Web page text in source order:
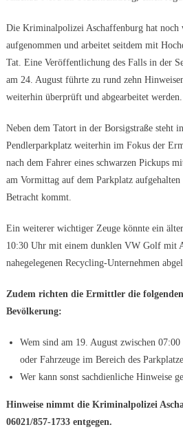
Die Kriminalpolizei Aschaffenburg hat
aufgenommen und arbeitet seitdem mit
Tat. Eine Veröffentlichung des Falls in der
am 24. August führte zu rund zehn
weiterhin überprüft und abgearbeitet werden.
Neben dem Tatort in der Borsigstraße steht
Pendlerparkplatz weiterhin im Fokus der
nach dem Fahrer eines schwarzen Pickups
am Vormittag auf dem Parkplatz
Betracht kommt.
Ein weiterer wichtiger Zeuge könnte ein
10:30 Uhr mit einem dunklen VW Golf mit
nahegelegenen Recycling-Unternehmen
Zudem richten die Ermittler die
Bevölkerung:
Wem sind am 19. August zwischen
oder Fahrzeuge im Bereich des
Wer kann sonst sachdienliche Hinweise
Hinweise nimmt die Kriminalpolizei
06021/857-1733 entgegen.